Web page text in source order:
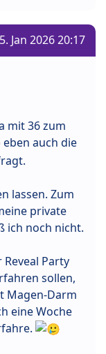
Jan 2026 20:17
mit 36 zum
eben auch die
lassen. Zum
private
ich noch nicht.
Party
sollen,
Magen-Darm
eine Woche